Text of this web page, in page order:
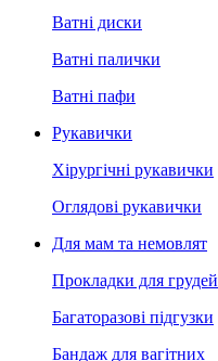
Ватні диски
Ватні палички
Ватні пафи
Рукавички
Хірургічні рукавички
Оглядові рукавички
Для мам та немовлят
Прокладки для грудей
Багаторазові підгузки
Бандаж для вагітних